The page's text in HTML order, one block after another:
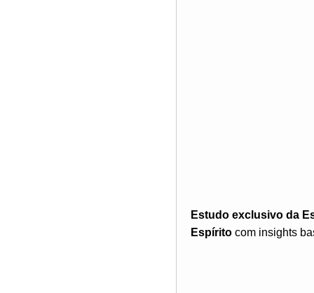
Estudo exclusivo da
Espírito com insights